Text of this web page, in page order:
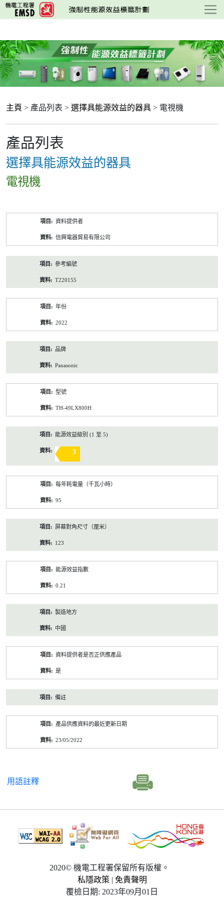
跳
至
要
內
容
主頁 > 產品列表 > 選擇具能源效益的器具 > 電視機
產品列表
選擇具能源效益的器具
電視機
資料提供者
信興電器貿易有限公司
參考編號
T220155
年份
2022
品牌
Panasonic
型號
TH-49LX800H
能源效益級別 (1 至 5)
3
每年耗電量（千瓦小時）
95
屏幕對角尺寸（厘米）
123
能源效益指數
0.21
製造地方
中國
資料提供者是否正供應產品
是
備註
產品供應資料的最近更新日期
23/05/2022
用語註釋
2020© 機電工程署保留所有版權。
私隱政策 | 免責聲明
覆檢日期: 2023年09月01日